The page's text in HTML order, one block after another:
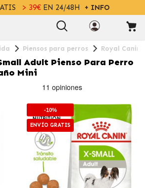
> 39€EN 24/48H + INFO
Piensos para perros Royal Canin
Adult Pienso Para Perro
Mini
-10%
ENVÍO GRATIS